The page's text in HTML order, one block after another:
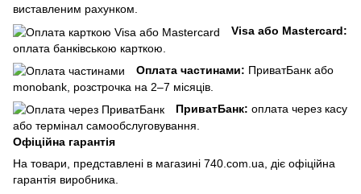
виставленим рахунком.
Visa або Mastercard:
оплата банківською карткою.
Оплата частинами: ПриватБанк або
monobank, розстрочка на 2–7 місяців.
ПриватБанк: оплата через касу
або термінал самообслуговування.
Офіційна гарантія
На товари, представлені в магазині 740.com.ua, діє офіційна
гарантія виробника.